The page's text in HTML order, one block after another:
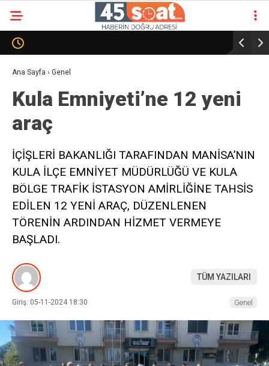
Ana Sayfa › Genel
Kula Emniyeti’ne 12 yeni
araç
İÇİŞLERİ BAKANLIĞI TARAFINDAN MANİSA’NIN
KULA İLÇE EMNİYET MÜDÜRLÜĞÜ VE KULA
BÖLGE TRAFİK İSTASYON AMİRLİĞİNE TAHSİS
EDİLEN 12 YENİ ARAÇ, DÜZENLENEN
TÖRENİN ARDINDAN HİZMET VERMEYE
BAŞLADI.
TÜM YAZILARI
Giriş: 05-11-2024 18:30 Genel